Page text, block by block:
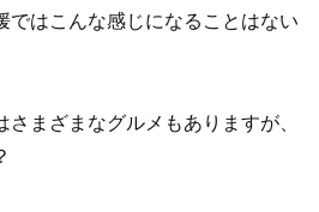
ではこんな感じになることはない
まざまなグルメもありますが、